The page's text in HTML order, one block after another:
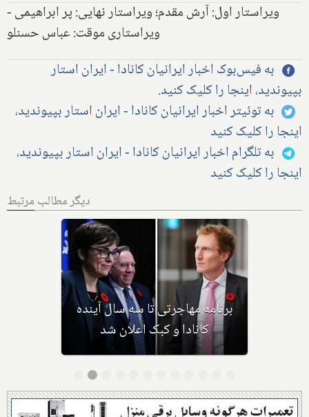
ویراستار اول: آرش مقدم؛ ویراستار نهایی: پر ابراهیمی -
ویراستاری موقت: عباس حسنلو
به فیس‌بوک اخبار ایرانیان کانادا - ایران استار
بپیوندید، اینجا را کلیک کنید.
به توئیتر اخبار ایرانیان کانادا - ایران استار بپیوندید،
اینجا را کلیک کنید
به تلگرام اخبار ایرانیان کانادا - ایران استار بپیوندید،
اینجا را کلیک کنید
دیگر مطالب مرتبط
بیش از نیمی از مهاجران جدید به
کانادا، خیلی زود به کشور دیگری
مهاجرت می‌کنند